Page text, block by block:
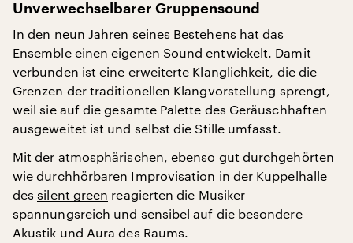
Unverwechselbarer Gruppensound
In den neun Jahren seines Bestehens hat das
Ensemble einen eigenen Sound entwickelt. Damit
verbunden ist eine erweiterte Klanglichkeit, die die
Grenzen der traditionellen Klangvorstellung sprengt,
weil sie auf die gesamte Palette des Geräuschhaften
ausgeweitet ist und selbst die Stille umfasst.
Mit der atmosphärischen, ebenso gut durchgehörten
wie durchhörbaren Improvisation in der Kuppelhalle
dessilent green reagierten die Musiker
spannungsreich und sensibel auf die besondere
Akustik und Aura des Raums.